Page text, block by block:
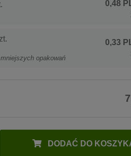
0,48
opakowań
0,33
DODAĆ DO